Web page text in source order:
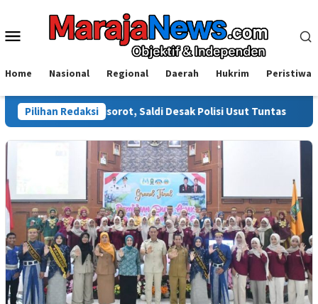
konten
Menu
Home Nasional Regional Daerah Hukrim Peristiwa
Pilihan Redaksi
Disorot, Saldi Desak Polisi Usut Tuntas Warga